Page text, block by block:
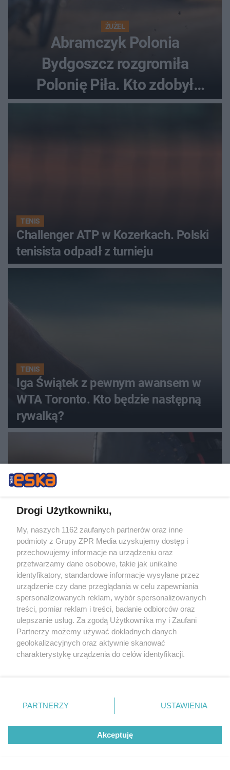
ŻUŻEL
Abramczyk Polonia
Bydgoszcz rozgromiła
Polonię Piła. Kto zdobył
najwięcej punktów?
TENIS
Challenger ATP w Kozerkach. Polski
tenisista odpadł z turnieju
TENIS
Iga Świątek z pewnym awansem w
WTA Toronto. Kto będzie następną
rywalką?
ŻUŻEL
Abramczyk Polonia Bydgoszcz
deklasuje Polonię Piła. Kto zdobył
punkt bonusowy?
ZOBACZ WIĘCEJ
Drogi Użytkowniku,
My, naszych 1162 zaufanych partnerów oraz inne
podmioty z Grupy ZPR Media uzyskujemy dostęp i
przechowujemy informacje na urządzeniu oraz
przetwarzamy dane osobowe, takie jak unikalne
identyfikatory, standardowe informacje wysyłane przez
urządzenie czy dane przeglądania w celu zapewniania
spersonalizowanych reklam, wybór spersonalizowanych
treści, pomiar reklam i treści, badanie odbiorców oraz
ulepszanie usług. Za zgodą Użytkownika my i Zaufani
Partnerzy możemy używać dokładnych danych
geolokalizacyjnych oraz aktywnie skanować
charakterystykę urządzenia do celów identyfikacji.
zmienić/wycofać klikając przycisk ustawień prywatności
znajdujący się w lewym dolnym rogu strony
rodzaje przetwarzania danych nie wymagają zgody
użytkownika, ale masz prawo sprzeciwić się takiemu
przetwarzaniu. Preferencje będą miały zastosowanie tylko
PARTNERZY USTAWIENIA
Akceptuję